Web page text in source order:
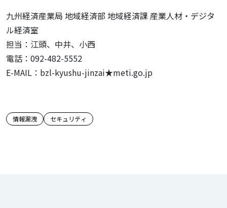
九州経済産業局 地域経済部 地域経済課 産業人材・デジタ
ル経済室
担当：江頭、中井、小西
電話：092-482-5552
E-MAIL：bzl-kyushu-jinzai★meti.go.jp
この記事のタグ
情報漏洩 セキュリティ